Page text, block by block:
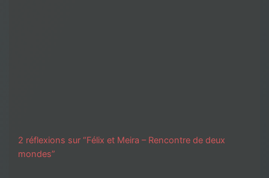
2 réflexions sur “Félix et Meira – Rencontre de deux
mondes”